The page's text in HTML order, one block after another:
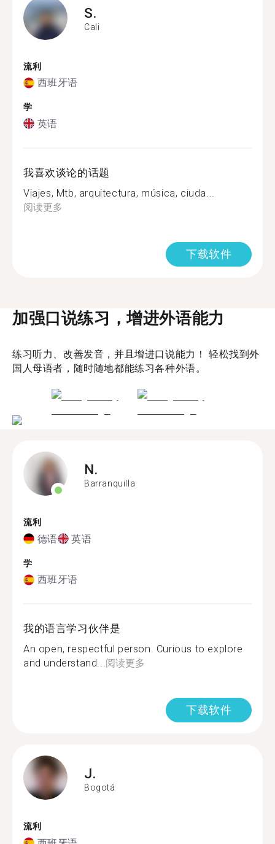
S.
Cali
流利
西班牙语
学
英语
我喜欢谈论的话题
Viajes, Mtb, arquitectura, música, ciuda...
阅读更多
下载软件
加强口说练习，增进外语能力
练习听力、改善发音，并且增进口说能力！ 轻松找到外
国人母语者，随时随地都能练习各种外语。
N.
Barranquilla
流利
德语 英语
学
西班牙语
我的语言学习伙伴是
An open, respectful person. Curious to explore
and understand...阅读更多
下载软件
J.
Bogotá
流利